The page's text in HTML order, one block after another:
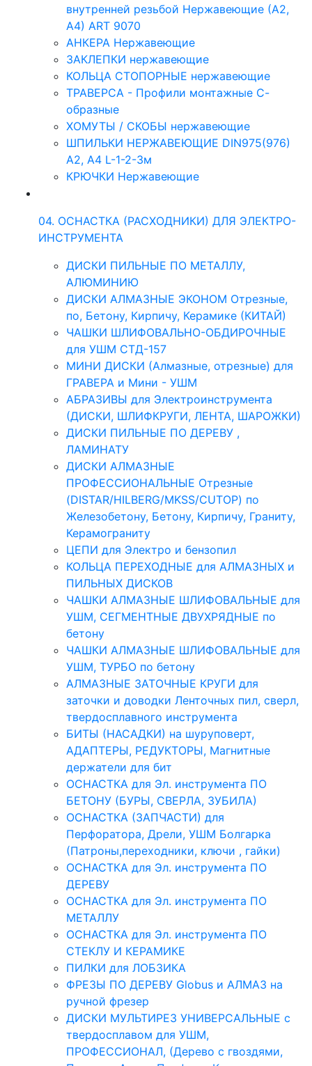
внутренней резьбой Нержавеющие (А2,
А4) ART 9070
АНКЕРА Нержавеющие
ЗАКЛЕПКИ нержавеющие
КОЛЬЦА СТОПОРНЫЕ нержавеющие
ТРАВЕРСА - Профили монтажные С-
образные
ХОМУТЫ / СКОБЫ нержавеющие
ШПИЛЬКИ НЕРЖАВЕЮЩИЕ DIN975(976)
A2, А4 L-1-2-3м
КРЮЧКИ Нержавеющие
04. ОСНАСТКА (РАСХОДНИКИ) ДЛЯ ЭЛЕКТРО-
ИНСТРУМЕНТА
ДИСКИ ПИЛЬНЫЕ ПО МЕТАЛЛУ,
АЛЮМИНИЮ
ДИСКИ АЛМАЗНЫЕ ЭКОНОМ Отрезные,
по, Бетону, Кирпичу, Керамике (КИТАЙ)
ЧАШКИ ШЛИФОВАЛЬНО-ОБДИРОЧНЫЕ
для УШМ СТД-157
МИНИ ДИСКИ (Алмазные, отрезные) для
ГРАВЕРА и Мини - УШМ
АБРАЗИВЫ для Электроинструмента
(ДИСКИ, ШЛИФКРУГИ, ЛЕНТА, ШАРОЖКИ)
ДИСКИ ПИЛЬНЫЕ ПО ДЕРЕВУ ,
ЛАМИНАТУ
ДИСКИ АЛМАЗНЫЕ
ПРОФЕССИОНАЛЬНЫЕ Отрезные
(DISTAR/HILBERG/MKSS/CUTOP) по
Железобетону, Бетону, Кирпичу, Граниту,
Керамограниту
ЦЕПИ для Электро и бензопил
КОЛЬЦА ПЕРЕХОДНЫЕ для АЛМАЗНЫХ и
ПИЛЬНЫХ ДИСКОВ
ЧАШКИ АЛМАЗНЫЕ ШЛИФОВАЛЬНЫЕ для
УШМ, СЕГМЕНТНЫЕ ДВУХРЯДНЫЕ по
бетону
ЧАШКИ АЛМАЗНЫЕ ШЛИФОВАЛЬНЫЕ для
УШМ, ТУРБО по бетону
АЛМАЗНЫЕ ЗАТОЧНЫЕ КРУГИ для
заточки и доводки Ленточных пил, сверл,
твердосплавного инструмента
БИТЫ (НАСАДКИ) на шуруповерт,
АДАПТЕРЫ, РЕДУКТОРЫ, Магнитные
держатели для бит
ОСНАСТКА для Эл. инструмента ПО
БЕТОНУ (БУРЫ, СВЕРЛА, ЗУБИЛА)
ОСНАСТКА (ЗАПЧАСТИ) для
Перфоратора, Дрели, УШМ Болгарка
(Патроны,переходники, ключи , гайки)
ОСНАСТКА для Эл. инструмента ПО
ДЕРЕВУ
ОСНАСТКА для Эл. инструмента ПО
МЕТАЛЛУ
ОСНАСТКА для Эл. инструмента ПО
СТЕКЛУ И КЕРАМИКЕ
ПИЛКИ для ЛОБЗИКА
ФРЕЗЫ ПО ДЕРЕВУ Globus и АЛМАЗ на
ручной фрезер
ДИСКИ МУЛЬТИРЕЗ УНИВЕРСАЛЬНЫЕ с
твердосплавом для УШМ,
ПРОФЕССИОНАЛ, (Дерево с гвоздями,